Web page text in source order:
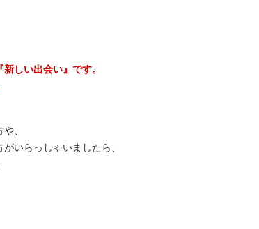
しい出会い』です。
、
いらっしゃいましたら、